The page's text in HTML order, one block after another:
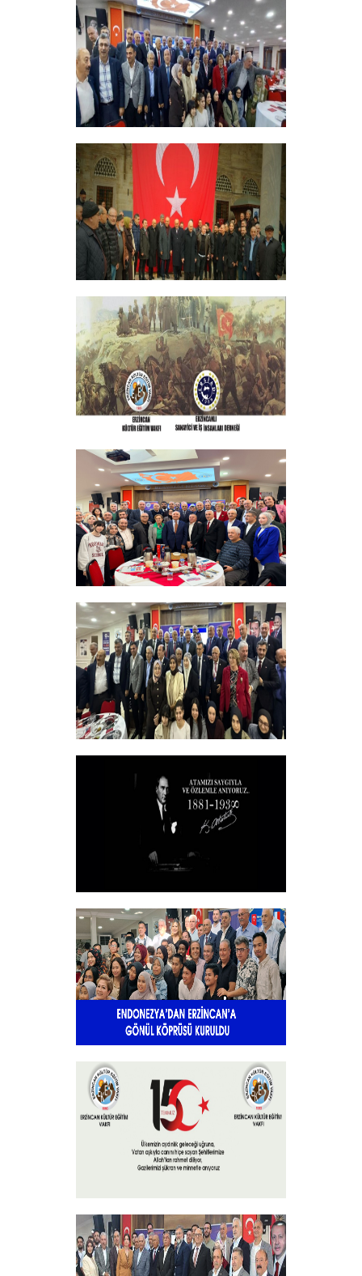
+
ERZİNCANLILAR EKEV’İN
GELENEKSEL İFTAR YEMEĞİNDE
BULUŞTU
+
GELENEKSEL ŞEHİTLERİMİZİ ANMA
PROGRAMI DÜZENLEDİK
+
ERZINCAN VE TÜM SEHITLERI ANMA
PROGRAMI
+
Sadık Ağça Yeniden Başkan Seçildi
+
Vakfımızın 2025-2026 Yılı Burs
Toplantısı Yapıldı.
+
10 KASIM
+
Endonezya’dan Erzincan’a gönül
köprüsü
+
15 Temmuz 2025
+